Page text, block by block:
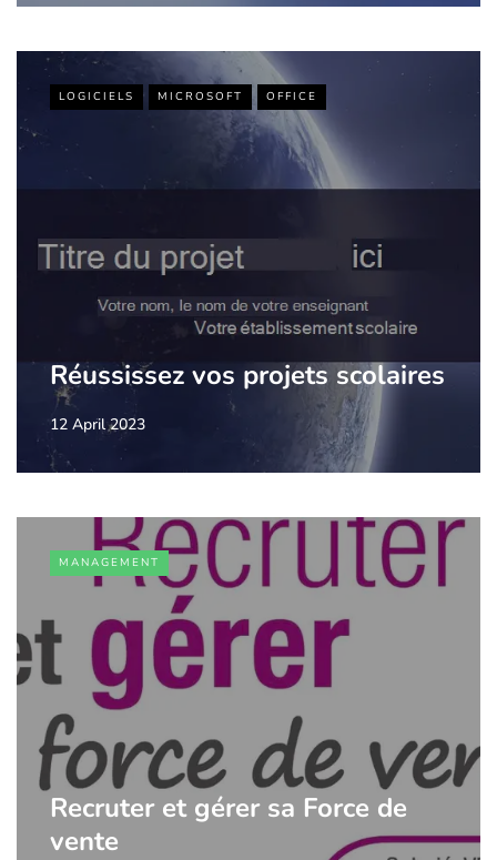
LOGICIELS MICROSOFT OFFICE
Réussissez vos projets scolaires
12 April 2023
MANAGEMENT
Recruter et gérer sa Force de
vente